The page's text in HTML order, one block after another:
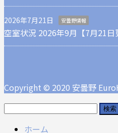
2026年7月21日 安曇野情報
空室状況 2026年9月【7月21日
Copyright © 2020 安曇野
検
ホーム